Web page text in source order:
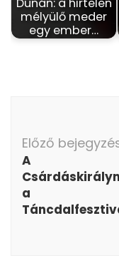
Dunán: a hirtelen
mélyülő meder
egy ember…
Előző
A
a